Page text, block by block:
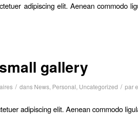
adipiscing elit. Aenean commodo
gallery
/ dans News, Personal, Uncategorized / par
adipiscing elit. Aenean commodo